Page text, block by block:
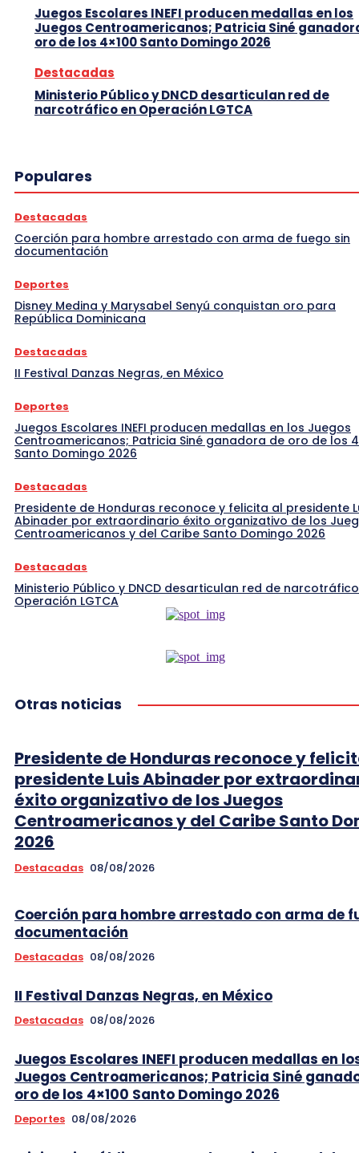
Juegos Escolares INEFI producen medallas en los
Juegos Centroamericanos; Patricia Siné
oro de los 4×100 Santo Domingo 2026
Destacadas
Ministerio Público y DNCD desarticulan red de
narcotráfico en Operación LGTCA
Populares
Destacadas
Coerción para hombre arrestado con arma de fuego sin
documentación
Deportes
Disney Medina y Marysabel Senyú conquistan oro para
República Dominicana
Destacadas
II Festival Danzas Negras, en México
Deportes
Juegos Escolares INEFI producen medallas en los Juegos
Centroamericanos; Patricia Siné ganadora de oro de los
Santo Domingo 2026
Destacadas
Presidente de Honduras reconoce y felicita al presidente
Abinader por extraordinario éxito organizativo de los
Centroamericanos y del Caribe Santo Domingo 2026
Destacadas
Ministerio Público y DNCD desarticulan red de
Operación LGTCA
Otras noticias
Presidente de Honduras reconoce y
presidente Luis Abinader por
éxito organizativo de los Juegos
Centroamericanos y del Caribe Santo
2026
Destacadas 08/08/2026
Coerción para hombre arrestado con arma de
documentación
Destacadas 08/08/2026
II Festival Danzas Negras, en México
Destacadas 08/08/2026
Juegos Escolares INEFI producen medallas en
Juegos Centroamericanos; Patricia Siné
oro de los 4×100 Santo Domingo 2026
Deportes 08/08/2026